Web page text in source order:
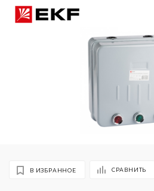
В ИЗБРАННОЕ СРАВНИТЬ